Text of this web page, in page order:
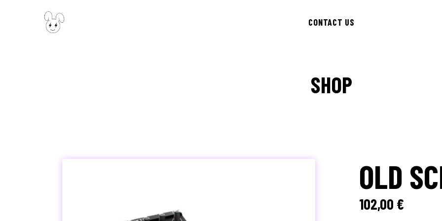
CONTACT US
SHOP
OLD
102,00 €